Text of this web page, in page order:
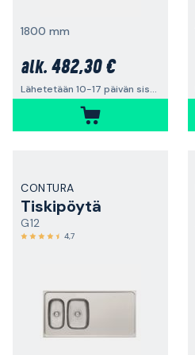
1800 mm
alk. 482,30 €
Lähetetään 10-17 päivän sisällä
CONTURA
Tiskipöytä
G12
4,7